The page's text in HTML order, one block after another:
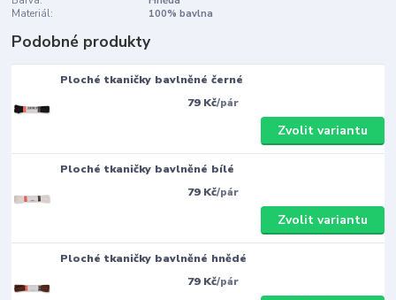
Materiál:
100% bavlna
Podobné produkty
Ploché tkaničky bavlněné černé
79 Kč/pár
Zvolit variantu
Ploché tkaničky bavlněné bílé
79 Kč/pár
Zvolit variantu
Ploché tkaničky bavlněné hnědé
79 Kč/pár